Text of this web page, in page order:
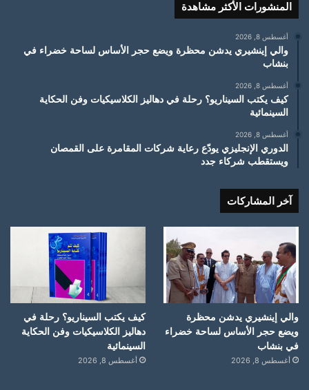
المنشورات الأكثر مشاهدة
أغسطس 8, 2026
والي إينشيري يدشن محظرة ويضع حجر الأساس لساحة خضراء في
بنشاب
أغسطس 8, 2026
كيف يكتب السيناريو؟ رحلة في دهاليز الكلاسيكيات وفن الحكاية
السينمائية
أغسطس 8, 2026
الدوري الإنجليزي يودّع رعاية شركات المقامرة على القمصان
ويستقطب شركاء جدد
آخر المشاركات
والي إينشيري يدشن محظرة
ويضع حجر الأساس لساحة خضراء
في بنشاب
أغسطس 8, 2026
كيف يكتب السيناريو؟ رحلة في
دهاليز الكلاسيكيات وفن الحكاية
السينمائية
أغسطس 8, 2026